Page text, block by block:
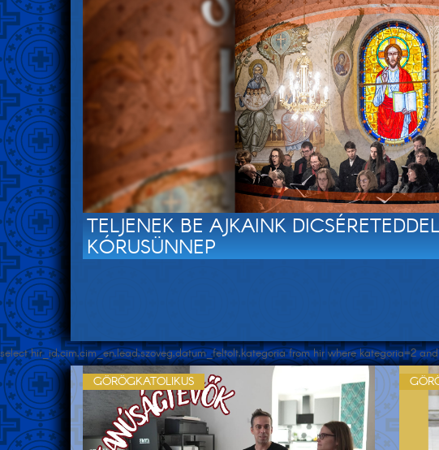
TELJENEK BE AJKAINK
KÓRUSÜNNEP
select hir_id,cim,cim_en,lead,szoveg,datum_feltolt,kategoria from hir where kategoria=2
GÖRÖGKATOLIKUS